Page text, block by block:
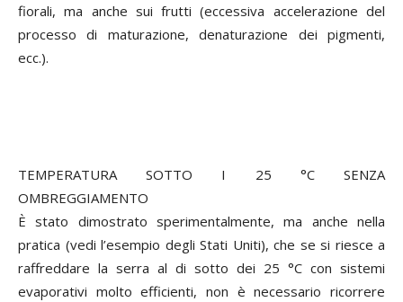
fiorali, ma anche sui frutti (eccessiva accelerazione del
processo di maturazione, denaturazione dei pigmenti,
ecc.).
TEMPERATURA SOTTO I 25 °C SENZA
OMBREGGIAMENTO
È stato dimostrato sperimentalmente, ma anche nella
pratica (vedi l’esempio degli Stati Uniti), che se si riesce a
raffreddare la serra al di sotto dei 25 °C con sistemi
evaporativi molto efficienti, non è necessario ricorrere